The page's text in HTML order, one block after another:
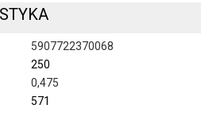
5907722370068
250
0,475
571